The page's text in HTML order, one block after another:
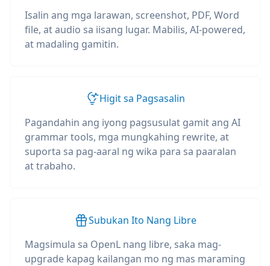
Isalin ang mga larawan, screenshot, PDF, Word
file, at audio sa iisang lugar. Mabilis, AI-powered,
at madaling gamitin.
Higit sa Pagsasalin
Pagandahin ang iyong pagsusulat gamit ang AI
grammar tools, mga mungkahing rewrite, at
suporta sa pag-aaral ng wika para sa paaralan
at trabaho.
Subukan Ito Nang Libre
Magsimula sa OpenL nang libre, saka mag-
upgrade kapag kailangan mo ng mas maraming